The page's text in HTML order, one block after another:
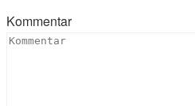
Kommentar